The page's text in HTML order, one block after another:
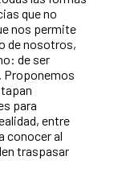
que no
nos permite
de nosotros,
de ser
Proponemos
para
entre
conocer al
traspasar